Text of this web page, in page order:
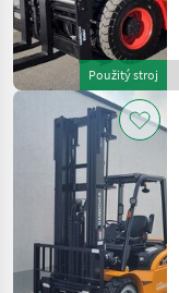
Použitý stroj